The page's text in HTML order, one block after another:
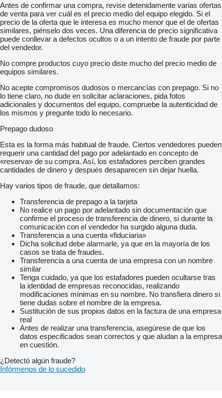
Antes de confirmar una compra, revise detenidamente varias ofertas
de venta para ver cuál es el precio medio del equipo elegido. Si el
precio de la oferta que le interesa es mucho menor que el de ofertas
similares, piénselo dos veces. Una diferencia de precio significativa
puede conllevar a defectos ocultos o a un intento de fraude por parte
del vendedor.
No compre productos cuyo precio diste mucho del precio medio de
equipos similares.
No acepte compromisos dudosos o mercancías con prepago. Si no
lo tiene claro, no dude en solicitar aclaraciones, pida fotos
adicionales y documentos del equipo, compruebe la autenticidad de
los mismos y pregunte todo lo necesario.
Prepago dudoso
Esta es la forma más habitual de fraude. Ciertos vendedores pueden
requerir una cantidad del pago por adelantado en concepto de
«reserva» de su compra. Así, los estafadores perciben grandes
cantidades de dinero y después desaparecen sin dejar huella.
Hay varios tipos de fraude, que detallamos:
Transferencia de prepago a la tarjeta
No realice un pago por adelantado sin documentación que
confirme el proceso de transferencia de dinero, si durante la
comunicación con el vendedor ha surgido alguna duda.
Transferencia a una cuenta «fiduciaria»
Dicha solicitud debe alarmarle, ya que en la mayoría de los
casos se trata de fraudes.
Transferencia a una cuenta de una empresa con un nombre
similar
Tenga cuidado, ya que los estafadores pueden ocultarse tras
la identidad de empresas reconocidas, realizando
modificaciones mínimas en su nombre. No transfiera dinero si
tiene dudas sobre el nombre de la empresa.
Sustitución de sus propios datos en la factura de una empresa
real
Antes de realizar una transferencia, asegúrese de que los
datos especificados sean correctos y que aludan a la empresa
en cuestión.
¿Detectó algún fraude?
Infórmenos de lo sucedido